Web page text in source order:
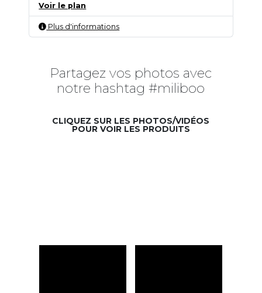
Voir le plan
Plus d'informations
Partagez vos photos avec
notre hashtag #miliboo
CLIQUEZ SUR LES PHOTOS/VIDÉOS
POUR VOIR LES PRODUITS